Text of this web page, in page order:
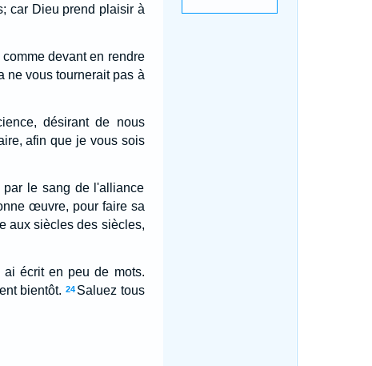
car Dieu prend plaisir à
devant en rendre
ne vous tournerait pas à
désirant de nous
afin que je vous sois
le sang de l'alliance
œuvre, pour faire sa
aux siècles des siècles,
écrit en peu de mots.
bientôt. 24 Saluez tous